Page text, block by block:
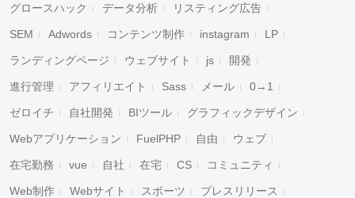
グロースハック データ分析 リスティング広告
SEM Adwords コンテンツ制作 instagram LP
ランディングページ ウェブサイト js 開発
進行管理 アフィリエイト Sass メール 0→1
ゼロイチ 自社開発 BIツール グラフィックデザイン
Webアプリケーション FuelPHP 自由 ウェブ
在宅勤務 vue 自社 在宅 CS コミュニティ
Web制作 Webサイト スポーツ プレスリリース